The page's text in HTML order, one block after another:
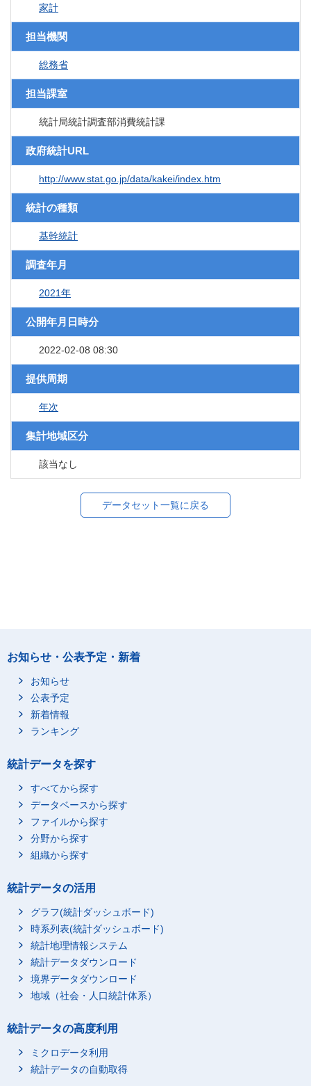
家計
担当機関
総務省
担当課室
統計局統計調査部消費統計課
政府統計URL
http://www.stat.go.jp/data/kakei/index.htm
統計の種類
基幹統計
調査年月
2021年
公開年月日時分
2022-02-08 08:30
提供周期
年次
集計地域区分
該当なし
データセット一覧に戻る
お知らせ・公表予定・新着
お知らせ
公表予定
新着情報
ランキング
統計データを探す
すべてから探す
データベースから探す
ファイルから探す
分野から探す
組織から探す
統計データの活用
グラフ(統計ダッシュボード)
時系列表(統計ダッシュボード)
統計地理情報システム
統計データダウンロード
境界データダウンロード
地域（社会・人口統計体系）
統計データの高度利用
ミクロデータ利用
統計データの自動取得